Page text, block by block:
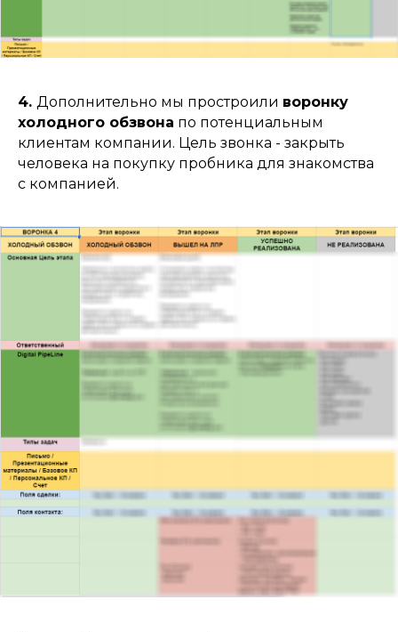
4. Дополнительно мы простроили воронку
холодного обзвона по потенциальным
клиентам компании. Цель звонка - закрыть
человека на покупку пробника для знакомства
с компанией.